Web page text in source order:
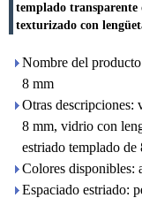
templado
texturizado con
Nombre del
8 mm
Otras descripciones:
8 mm, vidrio con
estriado templado
Colores disponibles:
Espaciado estriado: